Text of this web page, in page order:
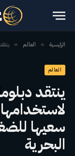
الرئيسية » العالم »
العالم
ينتقد
سعيها
البحرية